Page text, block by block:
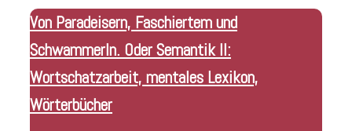
Von Paradeisern, Faschiertem und
Schwammerln. Oder Semantik II:
Wortschatzarbeit, mentales Lexikon,
Wörterbücher